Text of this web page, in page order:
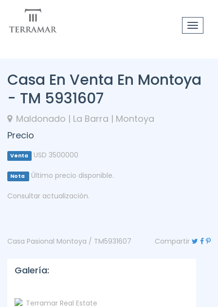
Toggle
Casa En Venta En Montoya
- TM 5931607
Maldonado | La Barra | Montoya
Precio
Venta USD 3500000
Nota Último precio disponible.
Consultar actualización.
Casa Pasional Montoya / TM5931607 Compartir
Galería: